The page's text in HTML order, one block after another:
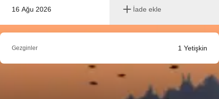
16 Ağu 2026 İade ekle
Gezginler 1 Yetişkin